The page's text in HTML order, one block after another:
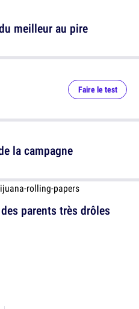
meilleur au pire
parents très drôles
Faire le test
la campagne